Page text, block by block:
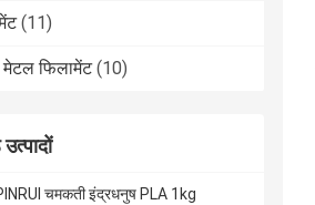
(11)
मेटल फिलामेंट (10)
चमकती इंद्रधनुष PLA 1kg